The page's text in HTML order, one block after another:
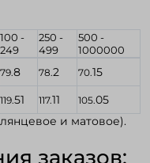
100 -
249
250 -
499
500 -
1000000
79.8 78.2 70.15
119.51 117.11 105.05
и матовое).
заказов: